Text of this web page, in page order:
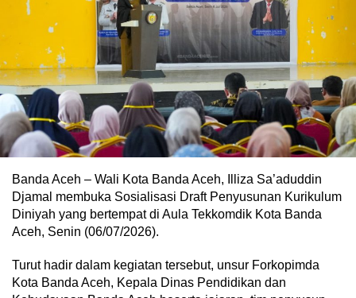
Banda Aceh – Wali Kota Banda Aceh, Illiza Sa’aduddin
Djamal membuka Sosialisasi Draft Penyusunan Kurikulum
Diniyah yang bertempat di Aula Tekkomdik Kota Banda
Aceh, Senin (06/07/2026).
Turut hadir dalam kegiatan tersebut, unsur Forkopimda
Kota Banda Aceh, Kepala Dinas Pendidikan dan